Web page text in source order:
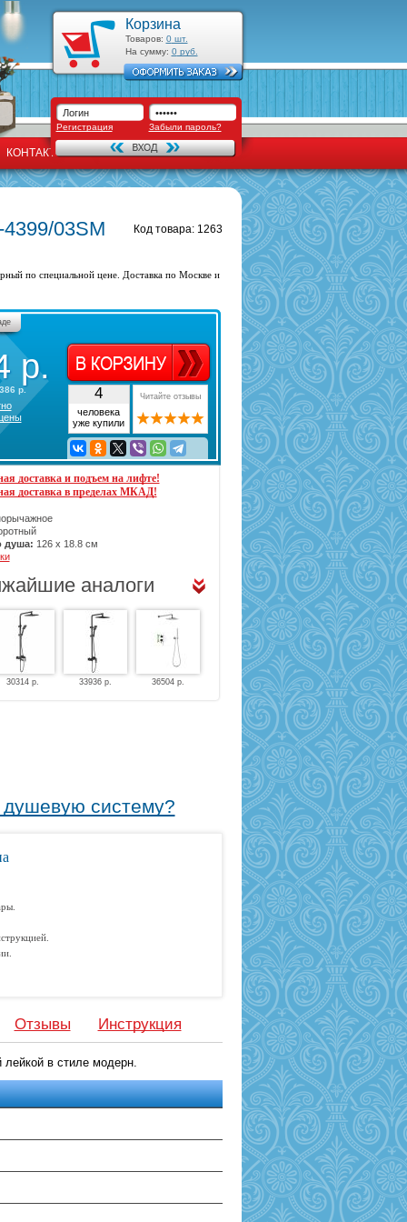
Корзина
Товаров: 0шт.
На сумму: 0руб.
Регистрация Забыли пароль?
КОНТАКТЫ
Код товара: 1263
03SM
по специальной цене. Доставка по Москве и
р.
р. 4
человека
уже купили
Читайте отзывы
доставка и подъем на лифте!
доставка в пределах МКАД!
душа: 126 х 18.8 см
аналоги
30314 р. 33936 р. 36504 р.
систему?
Отзывы Инструкция
лейкой в стиле модерн.